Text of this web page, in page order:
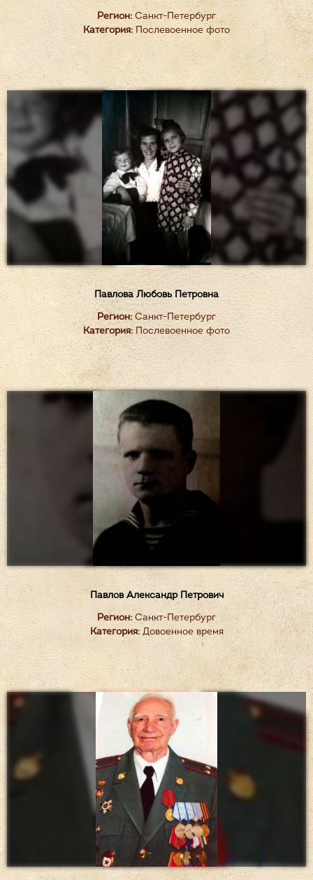
Регион: Санкт-Петербург
Категория: Послевоенное фото
Павлова Любовь Петровна
Регион:Санкт-Петербург
Категория:Послевоенное фото
Павлов Александр Петрович
Регион: Санкт-Петербург
Категория:Довоенное время